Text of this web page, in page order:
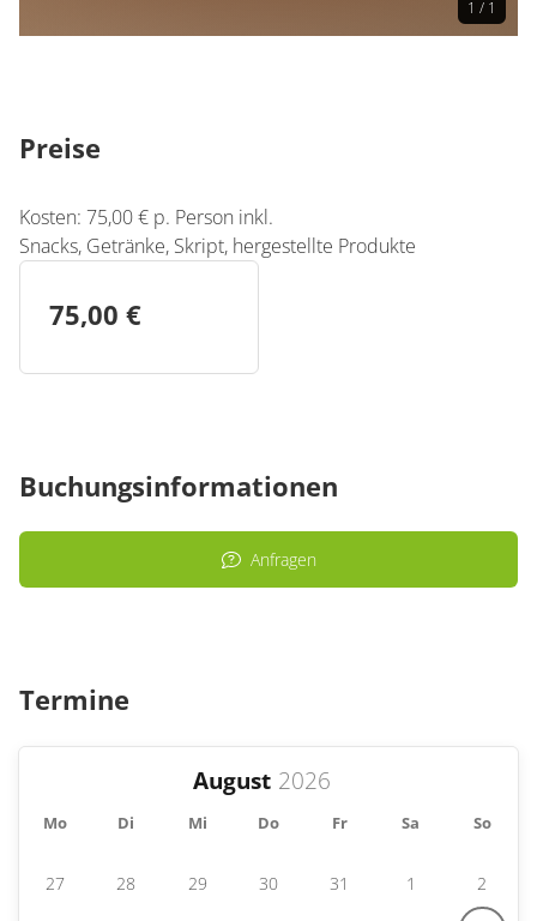
1 / 1
Preise
Kosten: 75,00 € p. Person inkl.
Snacks, Getränke, Skript, hergestellte Produkte
75,00 €
Buchungsinformationen
Anfragen
Termine
August
Mo Di Mi Do Fr Sa So
27 28 29 30 31 1 2